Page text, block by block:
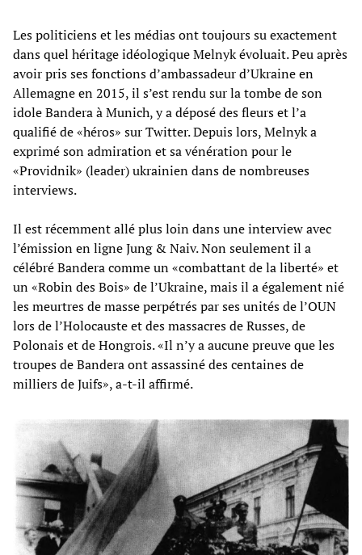
Les politiciens et les médias ont toujours su exactement
dans quel héritage idéologique Melnyk évoluait. Peu après
avoir pris ses fonctions d’ambassadeur d’Ukraine en
Allemagne en 2015, il s’est rendu sur la tombe de son
idole Bandera à Munich, y a déposé des fleurs et l’a
qualifié de «héros» sur Twitter. Depuis lors, Melnyk a
exprimé son admiration et sa vénération pour le
«Providnik» (leader) ukrainien dans de nombreuses
interviews.
Il est récemment allé plus loin dans une interview avec
l’émission en ligne Jung & Naiv. Non seulement il a
célébré Bandera comme un «combattant de la liberté» et
un «Robin des Bois» de l’Ukraine, mais il a également nié
les meurtres de masse perpétrés par ses unités de l’OUN
lors de l’Holocauste et des massacres de Russes, de
Polonais et de Hongrois. «Il n’y a aucune preuve que les
troupes de Bandera ont assassiné des centaines de
milliers de Juifs», a-t-il affirmé.